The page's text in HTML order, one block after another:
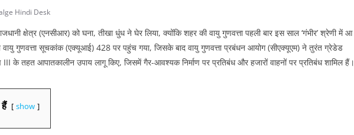
Hindi Desk
क्षेत्र (एनसीआर) को घना, तीखा धुंध ने घेर लिया, क्योंकि शहर की वायु गुणवत्ता पहली बार इस साल ‘गंभीर’ श्रेणी में आ
गुणवत्ता सूचकांक (एक्यूआई) 428 पर पहुंच गया, जिसके बाद वायु गुणवत्ता प्रबंधन आयोग (सीएक्यूएम) ने तुरंत ग्रेडेड
के तहत आपातकालीन उपाय लागू किए, जिसमें गैर-आवश्यक निर्माण पर प्रतिबंध और हजारों वाहनों पर प्रतिबंध शामिल हैं।
show